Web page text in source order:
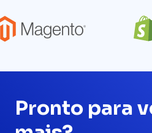
Pronto para